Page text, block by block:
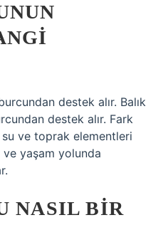
destek alır. Balık
destek alır. Fark
ve toprak elementleri
yaşam yolunda
NASIL BIR